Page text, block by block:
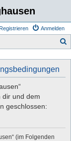
Anmelden
Registrieren
dir und dem
geschlossen:
(im Folgenden